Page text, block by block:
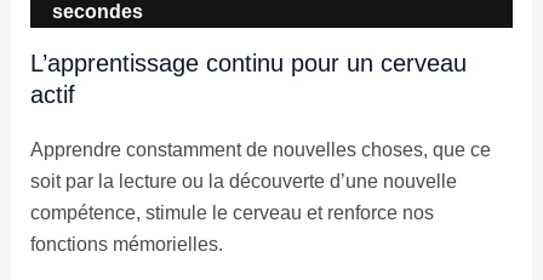
secondes
L’apprentissage continu pour un cerveau
actif
Apprendre constamment de nouvelles choses, que ce
soit par la lecture ou la découverte d’une nouvelle
compétence, stimule le cerveau et renforce nos
fonctions mémorielles.